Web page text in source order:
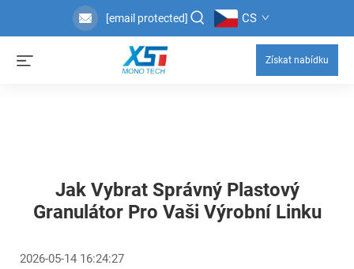
[email protected] CS
Získat nabídku
Jak Vybrat Správný Plastový
Granulátor Pro Vaši Výrobní Linku
2026-05-14 16:24:27